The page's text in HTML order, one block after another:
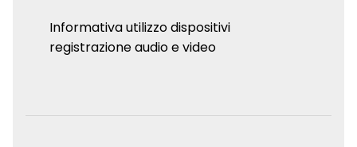
Informativa utilizzo dispositivi
registrazione audio e video